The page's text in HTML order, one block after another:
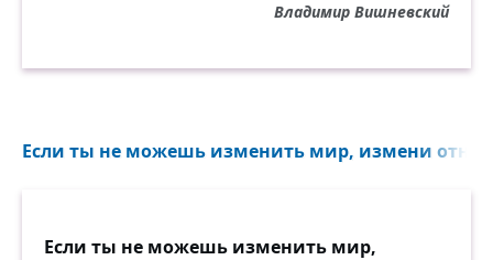
Владимир Вишневский
Если ты не можешь изменить мир, измени
Если ты не можешь изменить мир,